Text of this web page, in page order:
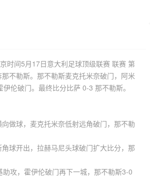
时间5月17日意大利足球顶级联赛 联赛 第
不勒斯。那不勒斯麦克托米奈破门，阿米
伦破门。最终比分比萨 0-3 那不勒斯。
做球，麦克托米奈低射远角破门，那不勒
球开出，拉赫马尼头球破门扩大比分，那
助攻，霍伊伦破门再下一城，那不勒斯3-0